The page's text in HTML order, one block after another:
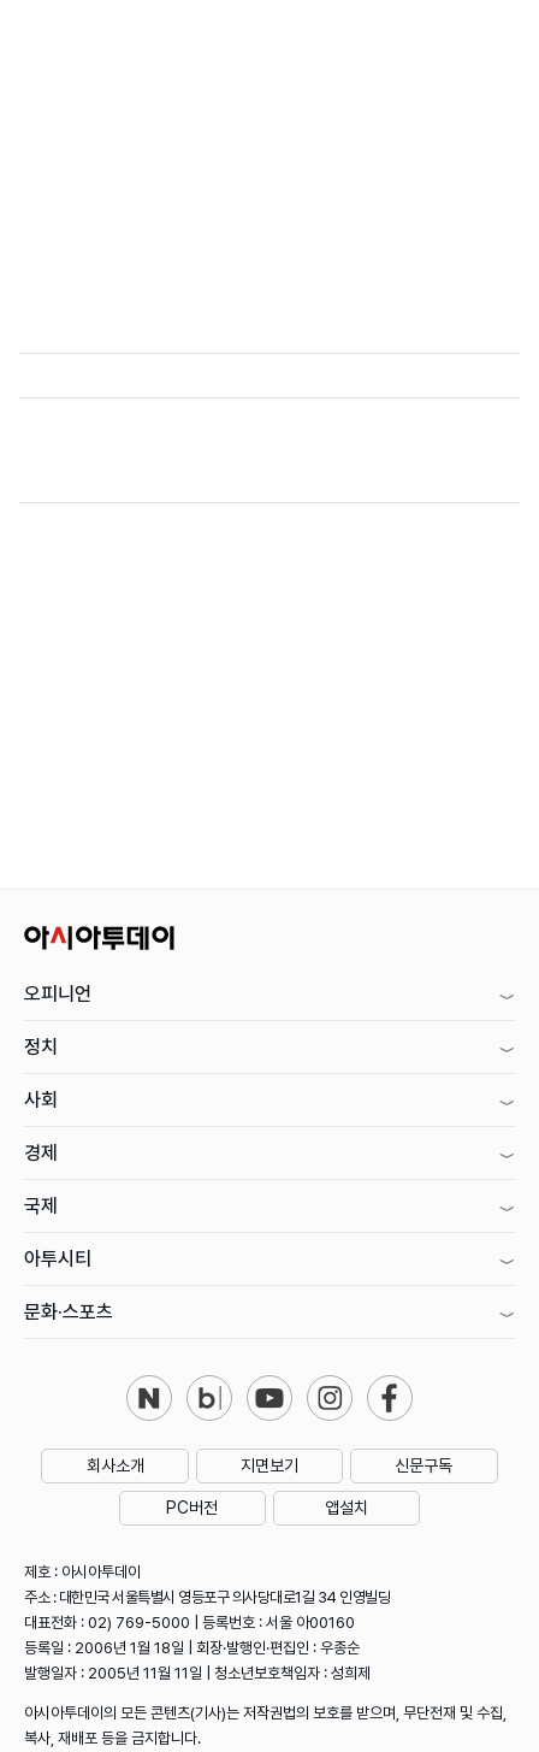
오피니언
정치
사회
경제
국제
아투시티
문화·스포츠
회사소개 지면보기 신문구독
PC버전 앱설치
제호 : 아시아투데이
주소 : 대한민국 서울특별시 영등포구 의사당대로1길 34 인영빌딩
대표전화 : 02) 769-5000 | 등록번호 : 서울 아00160
등록일 : 2006년 1월 18일 | 회장·발행인·편집인 : 우종순
발행일자 : 2005년 11월 11일 | 청소년보호책임자 : 성희제
아시아투데이의 모든 콘텐츠(기사)는 저작권법의 보호를 받으며, 무단전재 및 수집,
복사, 재배포 등을 금지합니다.